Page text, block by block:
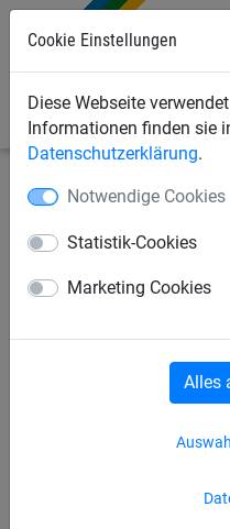
Cookie Einstellungen
Diese Webseite
Informationen finden sie
Datenschutzerklärung.
Notwendige Cookies
Statistik-Cookies
Marketing Cookies
Alles
Industrienetze
Gummiseil
Länge: 0,80 m